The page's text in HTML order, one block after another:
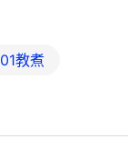
01教煮